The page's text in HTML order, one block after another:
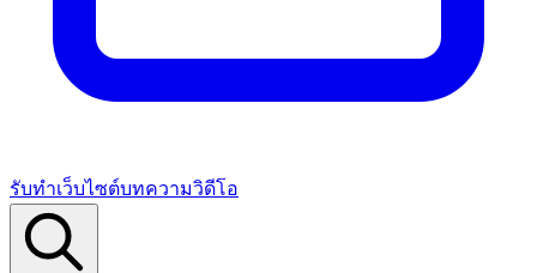
รับทำเว็บไซต์บทความวิดีโอ